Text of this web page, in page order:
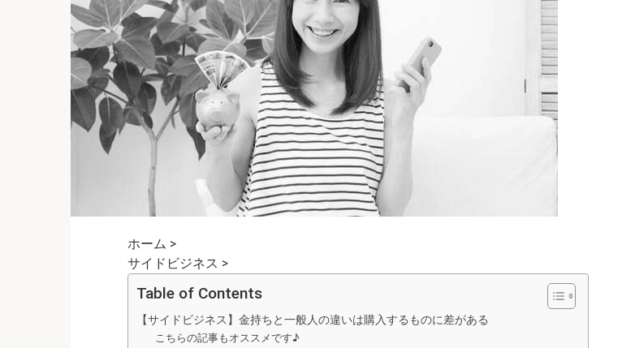
ホーム >
サイドビジネス >
Table of Contents
【サイドビジネス】金持ちと一般人の違いは購入するものに差がある
こちらの記事もオススメです♪